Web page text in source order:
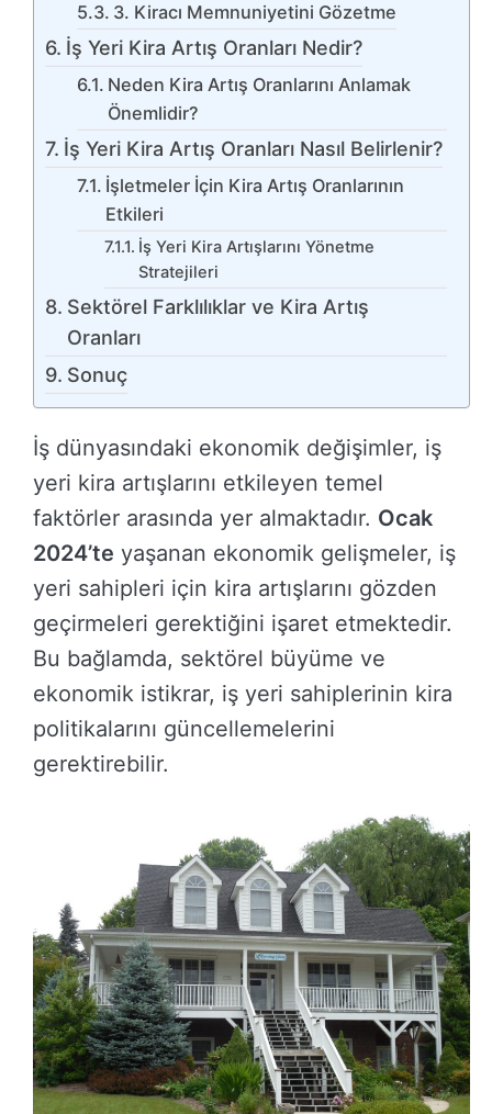
3. Kiracı Memnuniyetini Gözetme
İş Yeri Kira Artış Oranları Nedir?
Neden Kira Artış Oranlarını Anlamak
Önemlidir?
İş Yeri Kira Artış Oranları Nasıl Belirlenir?
İşletmeler İçin Kira Artış Oranlarının
Etkileri
İş Yeri Kira Artışlarını Yönetme
Stratejileri
Sektörel Farklılıklar ve Kira Artış
Oranları
Sonuç
İş dünyasındaki ekonomik değişimler, iş
yeri kira artışlarını etkileyen temel
faktörler arasında yer almaktadır. Ocak
2024’te yaşanan ekonomik gelişmeler, iş
yeri sahipleri için kira artışlarını gözden
geçirmeleri gerektiğini işaret etmektedir.
Bu bağlamda, sektörel büyüme ve
ekonomik istikrar, iş yeri sahiplerinin kira
politikalarını güncellemelerini
gerektirebilir.